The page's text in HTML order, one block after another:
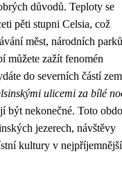
důvodů. Teploty se
pěti stupni Celsia, což
měst, národních
můžete zažít fenomén
do severních částí
ulicemi za bílé
být nekonečné. Toto
jezerech, návštěvy
kultury v